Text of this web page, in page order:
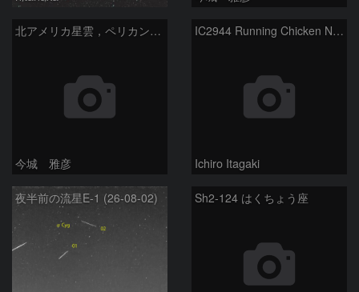
北アメリカ星雲，ペリカン星雲，サドル付近，クレセント星雲，網状星雲・・・etc
今城 雅彦
IC2944 Running Chicken Nebula
Ichiro Itagaki
夜半前の流星E-1 (26-08-02) Sh2-124 はくちょう座